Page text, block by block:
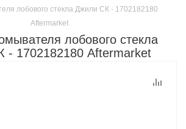
лобового стекла Джили СК - 1702182180
Aftermarket
лобового стекла
- 1702182180 Aftermarket